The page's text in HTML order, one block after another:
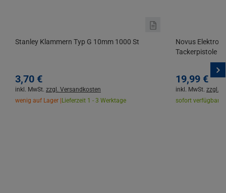
Stanley Klammern Typ G 10mm 1000 St
3,70 €
inkl. MwSt. zzgl. Versandkosten
wenig auf Lager | Lieferzeit 1 - 3 Werktage
Novus
Tackerpistole
19,99 €
inkl. MwSt. zzgl.
sofort verfügbar |